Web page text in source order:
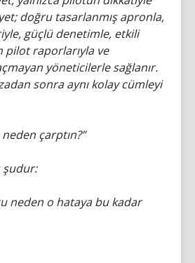
doğru tasarlanmış apronla,
güçlü denetimle, etkili
pilot raporlarıyla ve
yöneticilerle sağlanır.
sonra aynı kolay cümleyi
çarptın?”
şudur:
neden o hataya bu kadar